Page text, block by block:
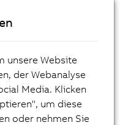
unsere Website
der Webanalyse
Media. Klicken
um diese
oder nehmen Sie